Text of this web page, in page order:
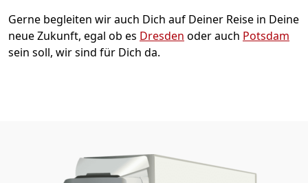
Gerne begleiten wir auch Dich auf Deiner Reise in Deine
neue Zukunft, egal ob es Dresden oder auch Potsdam
sein soll, wir sind für Dich da.